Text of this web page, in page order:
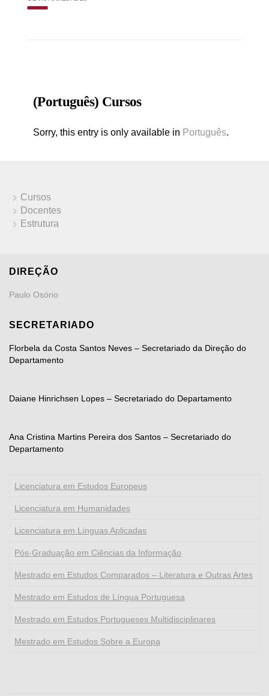
(Português) Cursos
Sorry, this entry is only available in Português.
Cursos
Docentes
Estrutura
DIREÇÃO
Paulo Osório
SECRETARIADO
Florbela da Costa Santos Neves – Secretariado da Direção do
Departamento
Daiane Hinrichsen Lopes – Secretariado do Departamento
Ana Cristina Martins Pereira dos Santos – Secretariado do
Departamento
Licenciatura em Estudos Europeus
Licenciatura em Humanidades
Licenciatura em Línguas Aplicadas
Pós-Graduação em Ciências da Informação
Mestrado em Estudos Comparados – Literatura e Outras Artes
Mestrado em Estudos de Língua Portuguesa
Mestrado em Estudos Portugueses Multidisciplinares
Mestrado em Estudos Sobre a Europa